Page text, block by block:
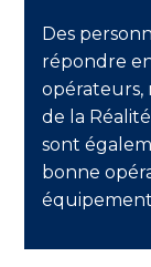
Des
répondre
opérateurs,
de la
sont
bonne